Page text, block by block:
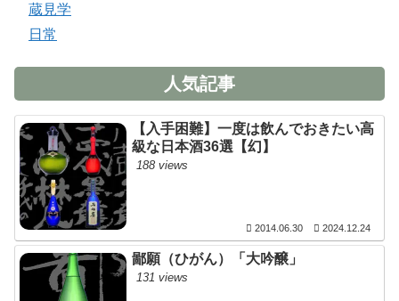
蔵見学
日常
人気記事
【入手困難】一度は飲んでおきたい高
級な日本酒36選【幻】
188 views
2014.06.30 2024.12.24
鄙願（ひがん）「大吟醸」
131 views